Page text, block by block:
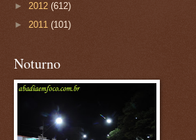
► 2012 (612)
► 2011 (101)
Noturno